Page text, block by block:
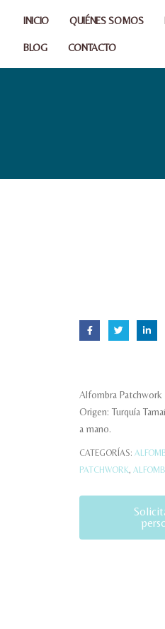
INICIO QUIÉNES SOMOS
BLOG CONTACTO
Alfombra Patchwork
Origen: Turquía
a mano.
CATEGORÍAS:
PATCHWORK,